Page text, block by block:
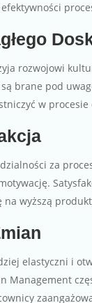
rozwojowi
brane pod
w
za
na wyższą
elastyczni i
Management